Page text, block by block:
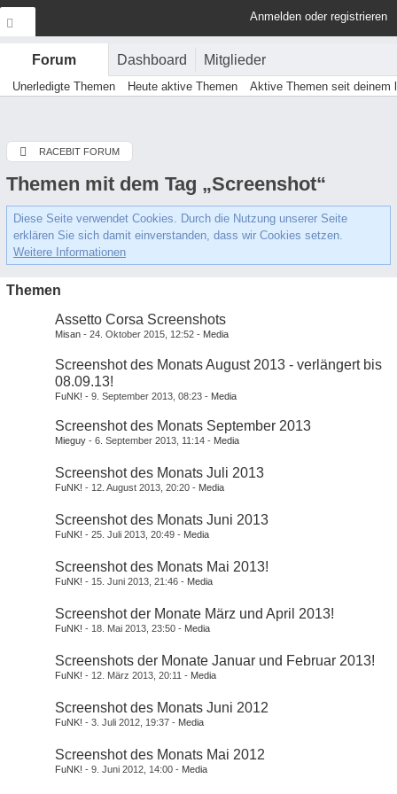
Anmelden oder registrieren
Forum Dashboard Mitglieder
Unerledigte Themen Heute aktive Themen Aktive Themen seit deinem
RACEBIT FORUM
Themen mit dem Tag „Screenshot“
Diese Seite verwendet Cookies. Durch die Nutzung unserer Seite
erklären Sie sich damit einverstanden, dass wir Cookies setzen.
Weitere Informationen
Themen
Assetto Corsa Screenshots
Misan 24. Oktober 2015, 12:52 Media
Screenshot des Monats August 2013 - verlängert bis
08.09.13!
FuNK! 9. September 2013, 08:23 Media
Screenshot des Monats September 2013
Mieguy 6. September 2013, 11:14 Media
Screenshot des Monats Juli 2013
FuNK! 12. August 2013, 20:20 Media
Screenshot des Monats Juni 2013
FuNK! 25. Juli 2013, 20:49 Media
Screenshot des Monats Mai 2013!
FuNK! 15. Juni 2013, 21:46 Media
Screenshot der Monate März und April 2013!
FuNK! 18. Mai 2013, 23:50 Media
Screenshots der Monate Januar und Februar 2013!
FuNK! 12. März 2013, 20:11 Media
Screenshot des Monats Juni 2012
FuNK! 3. Juli 2012, 19:37 Media
Screenshot des Monats Mai 2012
FuNK! 9. Juni 2012, 14:00 Media